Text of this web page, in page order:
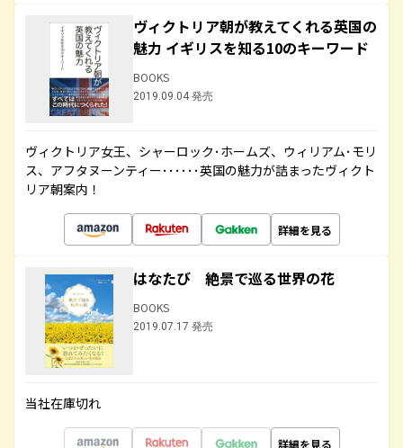
ヴィクトリア朝が教えてくれる英国の
魅力 イギリスを知る10のキーワード
BOOKS
2019.09.04 発売
ヴィクトリア女王、シャーロック･ホームズ、ウィリアム･モリ
ス、アフタヌーンティー･･････英国の魅力が詰まったヴィクト
リア朝案内！
詳細を見る
はなたび 絶景で巡る世界の花
BOOKS
2019.07.17 発売
当社在庫切れ
詳細を見る